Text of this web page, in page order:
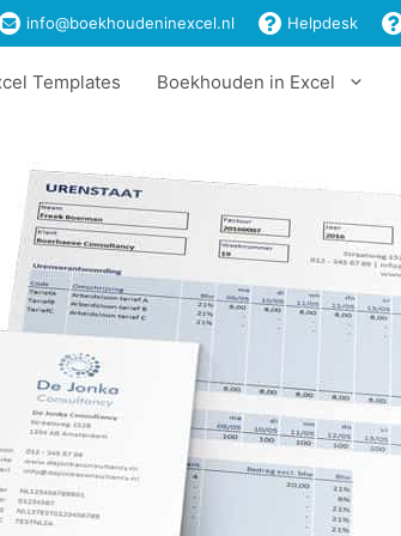
info@boekhoudeninexcel.nl Helpdesk
Templates Boekhouden in Excel